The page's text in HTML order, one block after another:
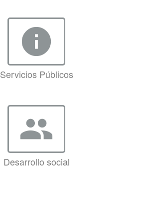
info
Servicios Públicos
group
Desarrollo social